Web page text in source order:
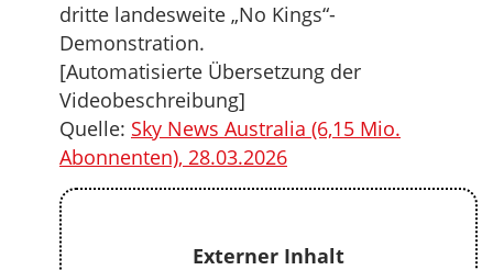
dritte landesweite „No Kings“-
Demonstration.
[Automatisierte Übersetzung der
Videobeschreibung]
Quelle: Sky News Australia (6,15 Mio.
Abonnenten), 28.03.2026
Externer Inhalt